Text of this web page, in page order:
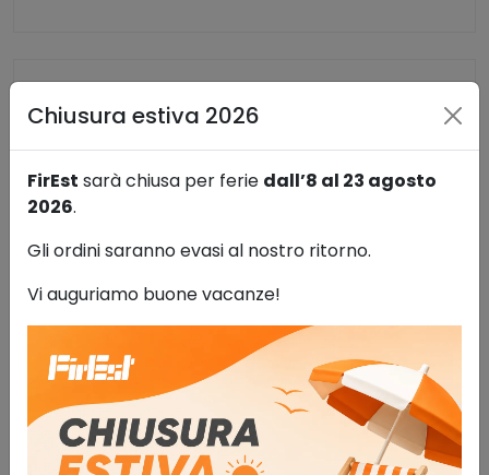
Rilevatore portatile di ossigeno Dräger
Pac 6000
Chiusura estiva 2026
FirEst sarà chiusa per ferie dall’8 al 23 agosto
2026.
Gli ordini saranno evasi al nostro ritorno.
Vi auguriamo buone vacanze!